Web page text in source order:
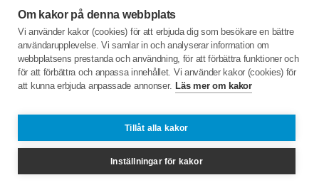
Om kakor på denna webbplats
Vi använder kakor (cookies) för att erbjuda dig som besökare en bättre
användarupplevelse. Vi samlar in och analyserar information om
webbplatsens prestanda och användning, för att förbättra funktioner och
för att förbättra och anpassa innehållet. Vi använder kakor (cookies) för
att kunna erbjuda anpassade annonser. Läs mer om kakor
Tillåt alla kakor
Inställningar för kakor
Seniorpodden
C/o:Björn Andersson Malm